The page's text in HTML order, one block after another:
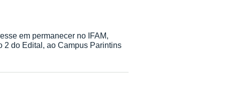
em permanecer no IFAM,
2 do Edital, ao Campus Parintins